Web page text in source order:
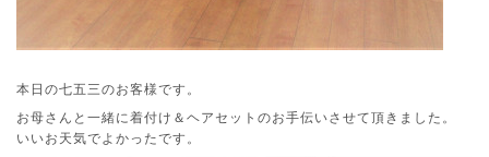
本日の七五三のお客様です。
お母さんと一緒に着付け＆ヘアセットのお手伝いさせて頂きました。
いいお天気でよかったです。